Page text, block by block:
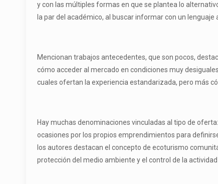
y con las múltiples formas en que se plantea lo
la par del académico, al buscar informar con un
Mencionan trabajos antecedentes, que son pocos,
cómo acceder al mercado en condiciones muy
cuales ofertan la experiencia estandarizada, pero más
Hay muchas denominaciones vinculadas al tipo de
ocasiones por los propios emprendimientos para
los autores destacan el concepto de ecoturismo
protección del medio ambiente y el control de la